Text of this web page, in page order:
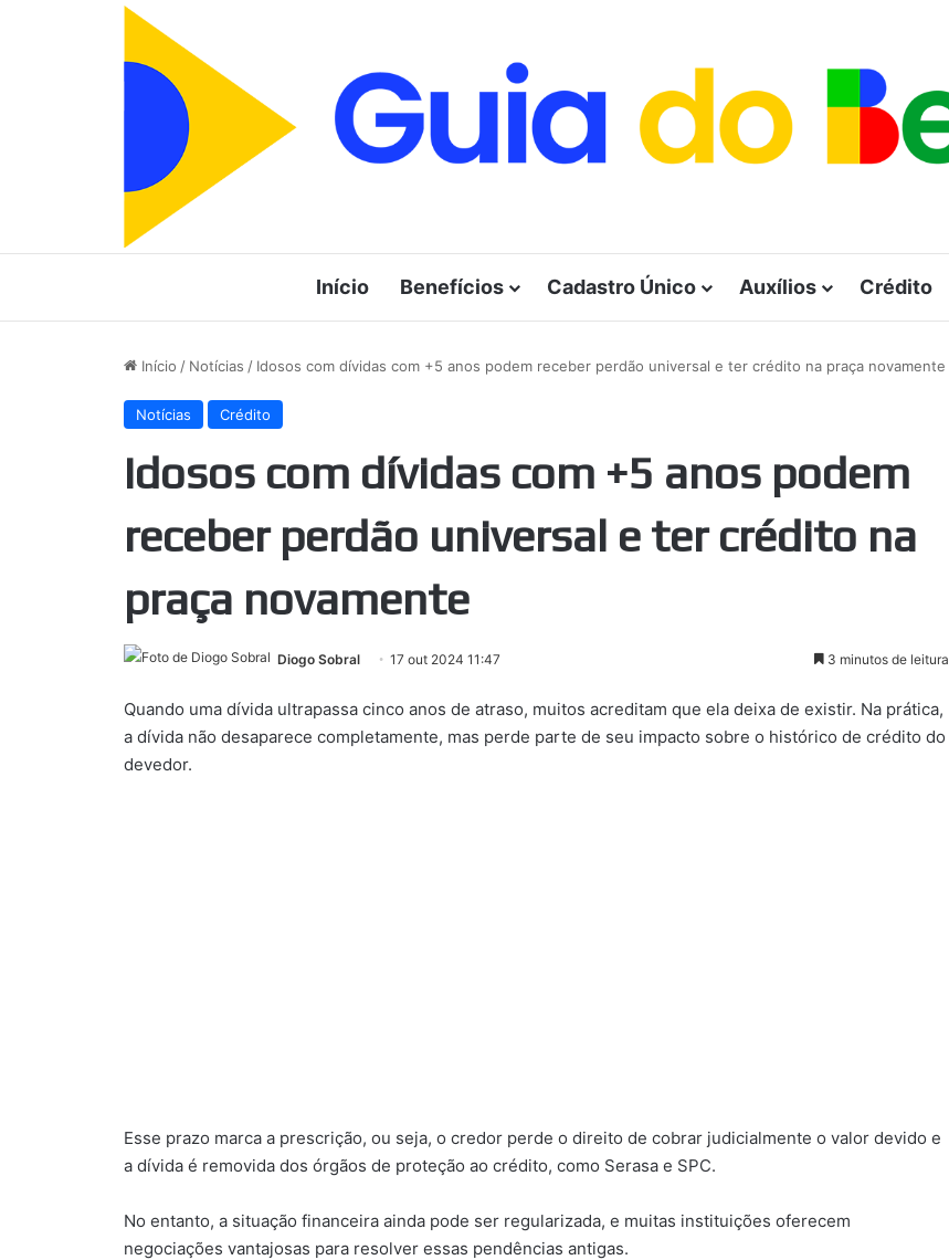
Início Benefícios Cadastro Único Auxílios Crédito
Início / Notícias / Idosos com dívidas com +5 anos podem receber perdão universal e ter crédito na praça novamente
Notícias Crédito
Idosos com dívidas com +5 anos podem
receber perdão universal e ter crédito na
praça novamente
Diogo Sobral 17 out 2024 11:47 3 minutos de leitura
Quando uma dívida ultrapassa cinco anos de atraso, muitos acreditam que ela deixa de existir. Na prática,
a dívida não desaparece completamente, mas perde parte de seu impacto sobre o histórico de crédito do
devedor.
Esse prazo marca a prescrição, ou seja, o credor perde o direito de cobrar judicialmente o valor devido e
a dívida é removida dos órgãos de proteção ao crédito, como Serasa e SPC.
No entanto, a situação financeira ainda pode ser regularizada, e muitas instituições oferecem
negociações vantajosas para resolver essas pendências antigas.